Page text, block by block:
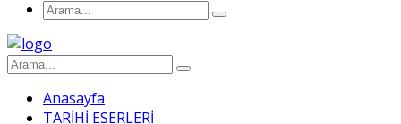
Anasayfa
TARİHİ ESERLERİ